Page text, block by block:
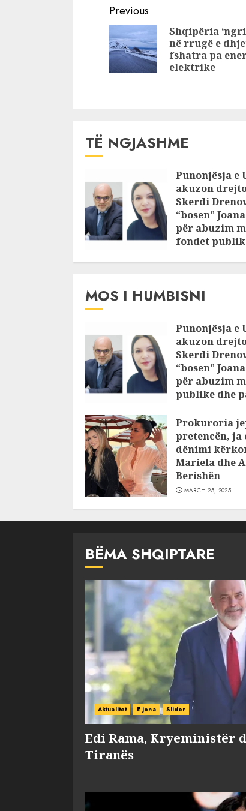
do të izolohet
Tahiri?
Continue
Reading
Previous
Shqipëria
në rrugë e
fshatra pa
elektrike
TË NGJASHME
Punonjësja e
akuzon
Skerdi
“bosen”
për abuzim
fondet
MOS I HUMBISNI
Punonjësja e
akuzon
Skerdi
“bosen”
për abuzim
publike dhe
JULY 24, 2025
Prokuroria
pretencën, ja
dënimi
Mariela dhe
Berishën
MARCH 25, 2025
BËMA SHQIPTARE
Aktualitet E jona Slider
Edi Rama, Kryeministër
Tiranës